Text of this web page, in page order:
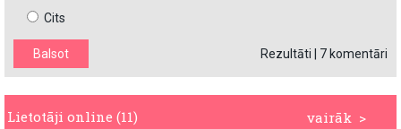
Cits
Rezultāti 7 komentāri
vairāk >
Lietotāji online (11)